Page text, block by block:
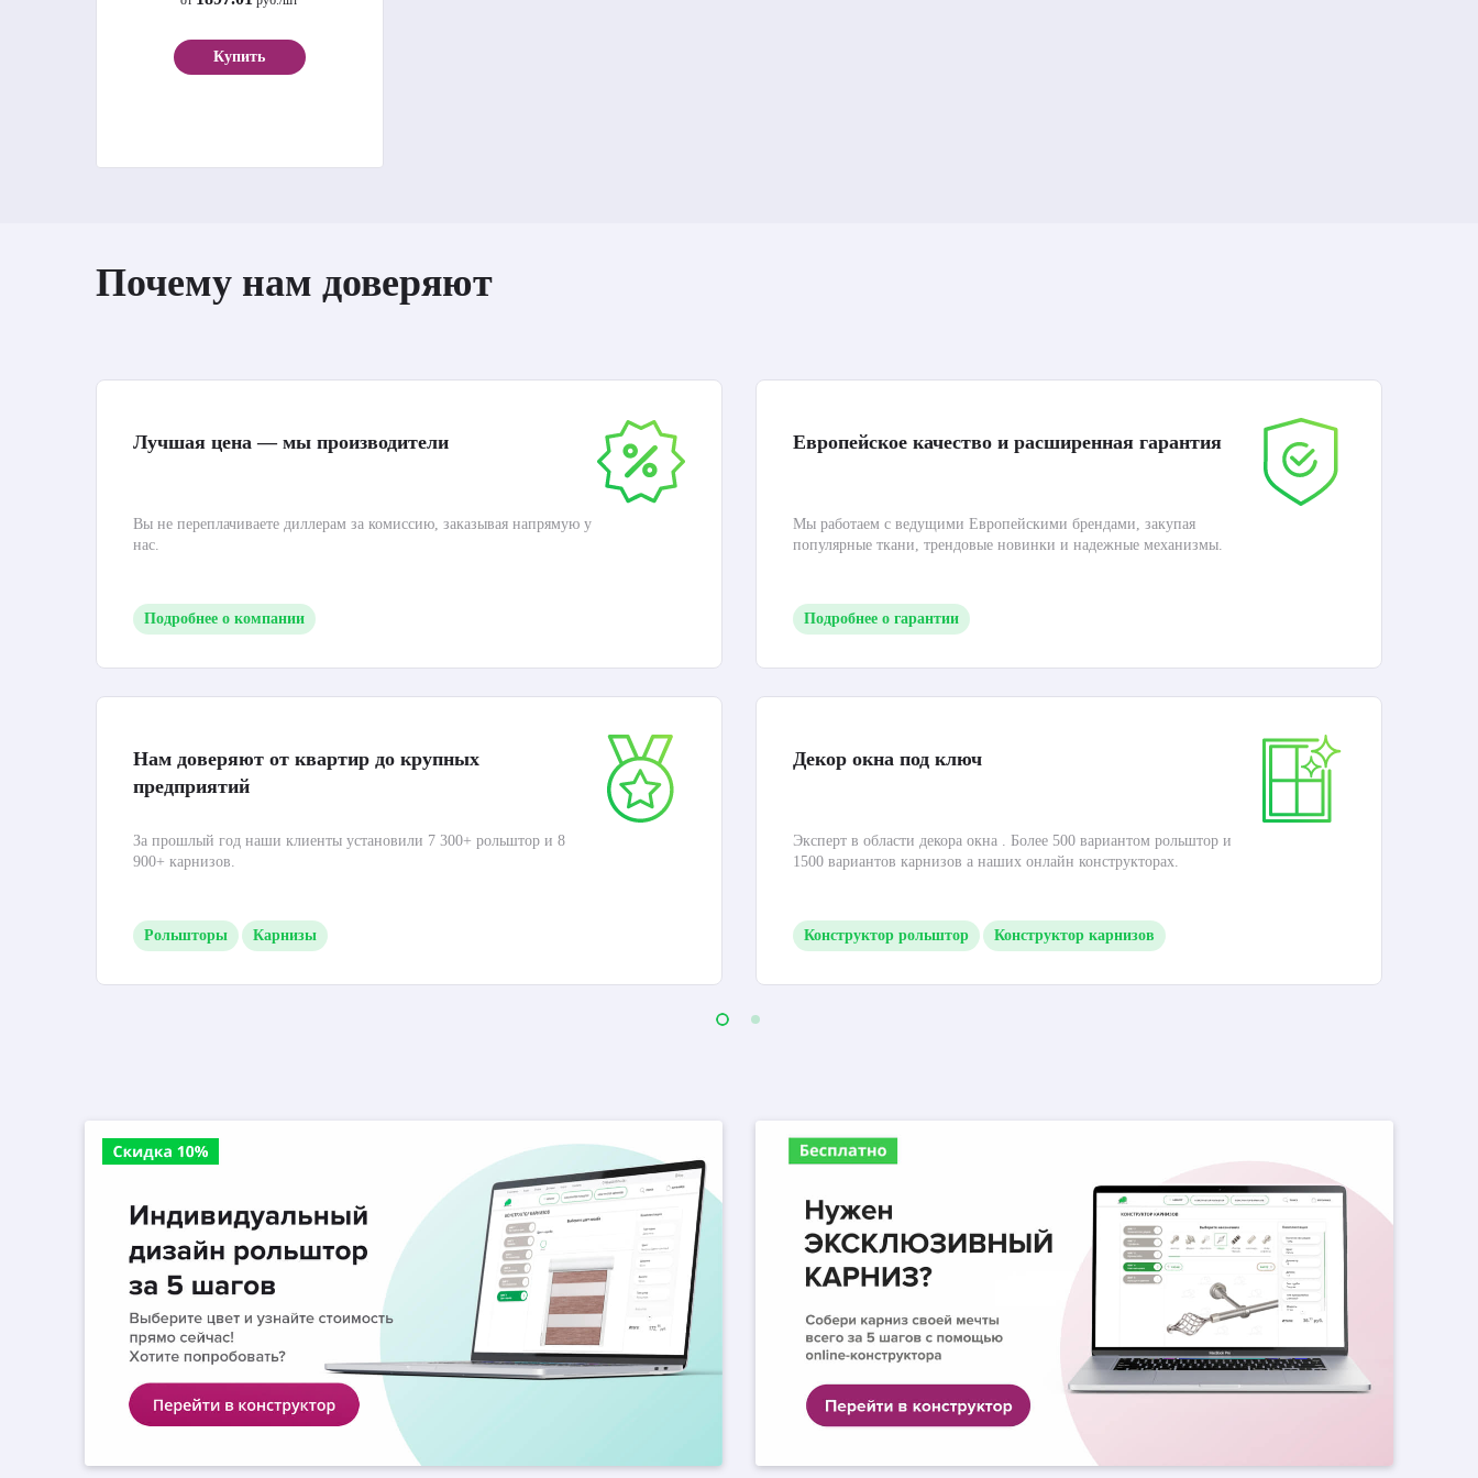
Купить
Почему нам доверяют
Лучшая цена — мы производители
Вы не переплачиваете диллерам за комиссию, заказывая напрямую у
нас.
Подробнее о компании
Нам доверяют от квартир до крупных
предприятий
За прошлый год наши клиенты установили 7 300+ рольштор и 8
900+ карнизов.
Рольшторы Карнизы
Европейское качество и расширенная гарантия
Мы работаем с ведущими Европейскими брендами, закупая
популярные ткани, трендовые новинки и надежные механизмы.
Подробнее о гарантии
Декор окна под ключ
Эксперт в области декора окна . Более 500 вариантом рольштор и
1500 вариантов карнизов а наших онлайн конструкторах.
Конструктор рольштор Конструктор карнизов